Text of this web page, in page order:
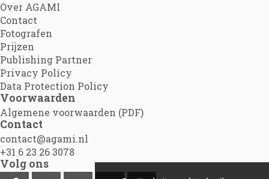
Over AGAMI
Contact
Fotografen
Prijzen
Publishing Partner
Privacy Policy
Data Protection Policy
Voorwaarden
Algemene voorwaarden (PDF)
Contact
contact@agami.nl
+31 6 23 26 3078
Volg ons